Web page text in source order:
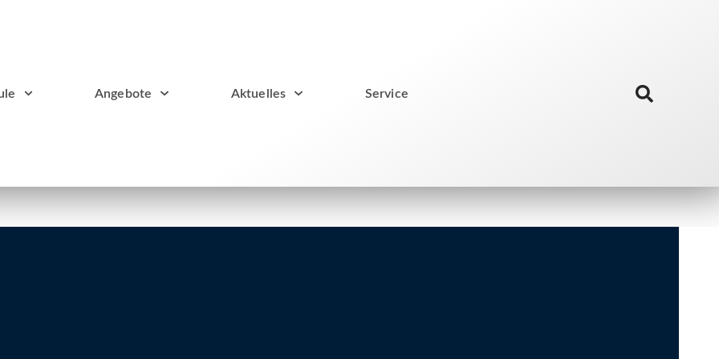
Angebote Aktuelles Service